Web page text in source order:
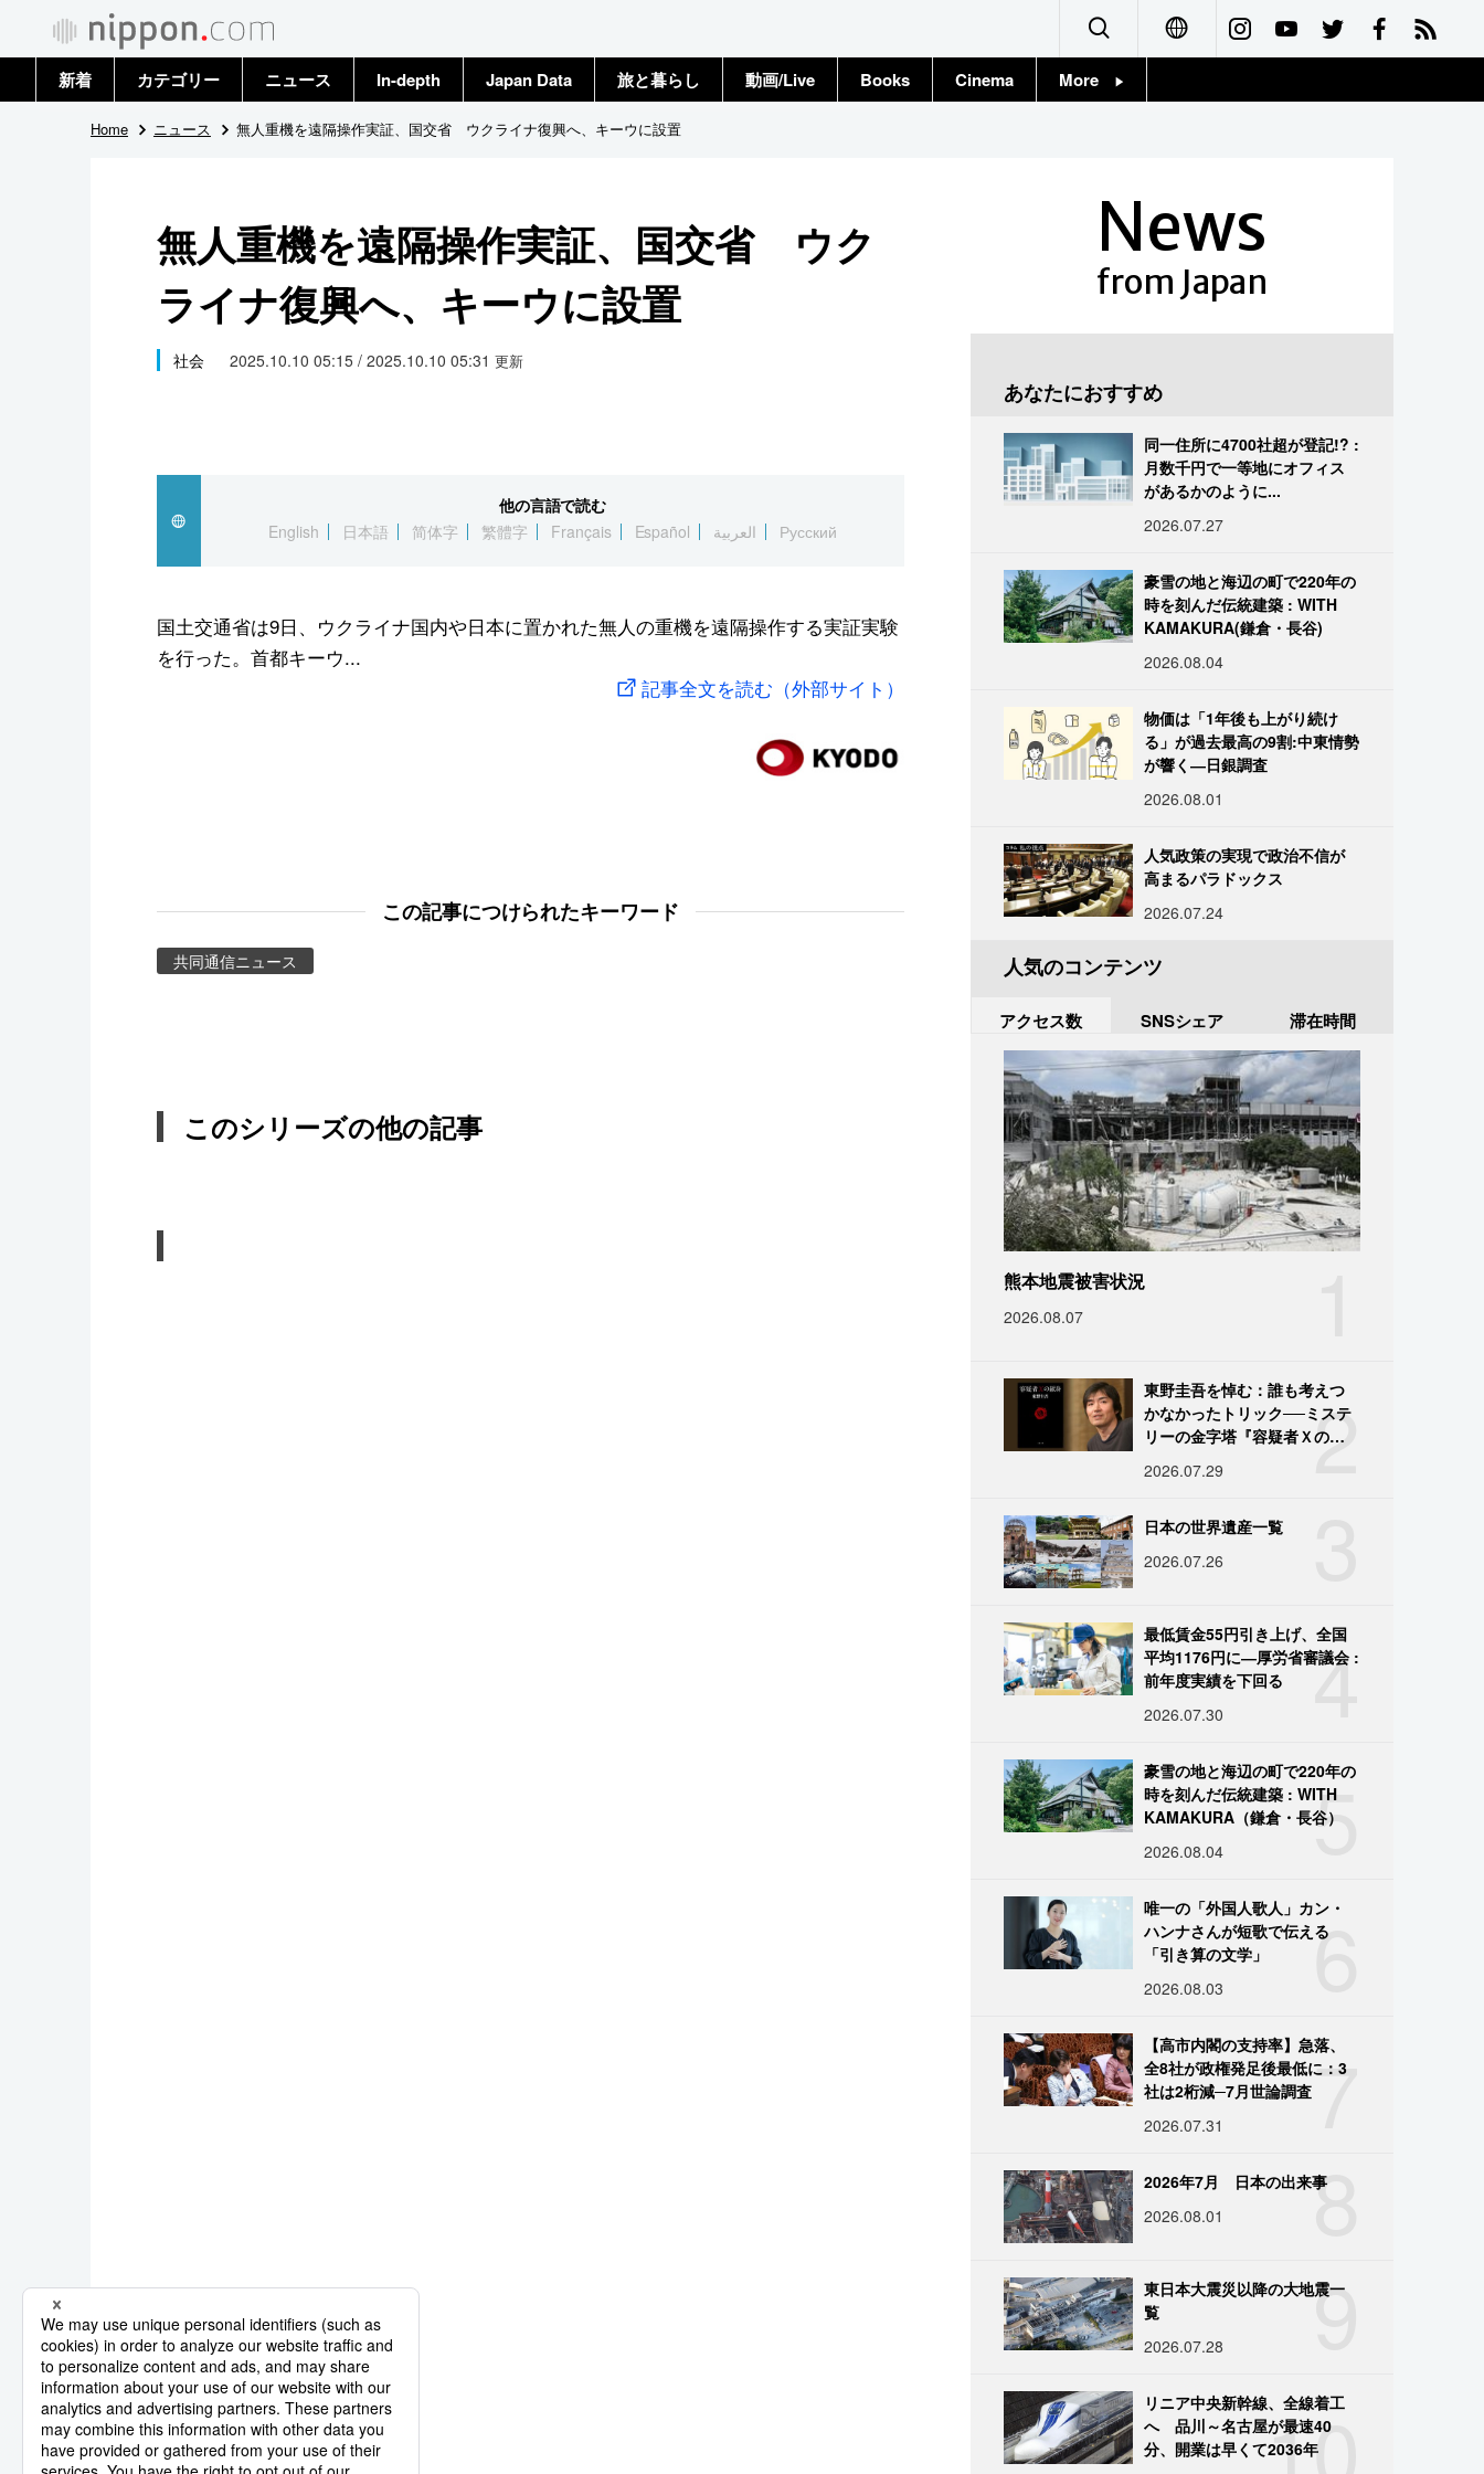
Français
新着 カテゴリー
政治・外交
国際
社会
文化
スポーツ・東京2020
ニュース
トップ
In-depth Japan Data 旅と暮らし 動画/Live Books Cinema More
Home ニュース 無人重機を遠隔操作実証、国交省 ウクライナ復興へ、キーウに設置
無人重機を遠隔操作実証、国交省 ウク
ライナ復興へ、キーウに設置
社会 2025.10.10 05:15 / 2025.10.10 05:31 更新
他の言語で読む
English
日本語 简体字 繁體字 Français Español العربية Русский
国土交通省は9日、ウクライナ国内や日本に置かれた無人の重機を遠隔操作する実証実験
を行った。首都キーウ...
記事全文を読む（外部サイト）
この記事につけられたキーワード
共同通信ニュース
このシリーズの他の記事
News
from Japan
あなたにおすすめ
同一住所に4700社超が登記!? :
月数千円で一等地にオフィス
があるかのように...
2026.07.27
豪雪の地と海辺の町で220年の
時を刻んだ伝統建築 : WITH
KAMAKURA(鎌倉・長谷)
2026.08.04
物価は「1年後も上がり続け
る」が過去最高の9割:中東情勢
が響く―日銀調査
2026.08.01
人気政策の実現で政治不信が
高まるパラドックス
2026.07.24
人気のコンテンツ
アクセス数 SNSシェア 滞在時間
熊本地震被害状況
2026.08.07
2
東野圭吾を悼む：誰も考えつ
かなかったトリック──ミステ
リーの金字塔『容疑者Ｘの献
2026.07.29
日本の世界遺産一覧
2026.07.26
4
最低賃金55円引き上げ、全国
平均1176円に―厚労省審議会 :
前年度実績を下回る
2026.07.30
5
豪雪の地と海辺の町で220年の
時を刻んだ伝統建築 : WITH
KAMAKURA（鎌倉・長谷）
2026.08.04
6
唯一の「外国人歌人」カン・
ハンナさんが短歌で伝える
「引き算の文学」
2026.08.03
7
【高市内閣の支持率】急落、
全8社が政権発足後最低に：3
社は2桁減─7月世論調査
2026.07.31
8
2026年7月 日本の出来事
2026.08.01
9
東日本大震災以降の大地震一
覧
2026.07.28
10
リニア中央新幹線、全線着工
へ 品川～名古屋が最速40
分、開業は早くて2036年